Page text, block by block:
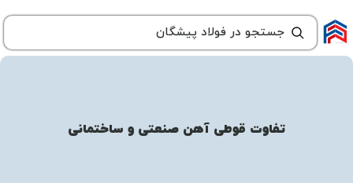
تفاوت قوطی آهن صنعتی و ساختمانی